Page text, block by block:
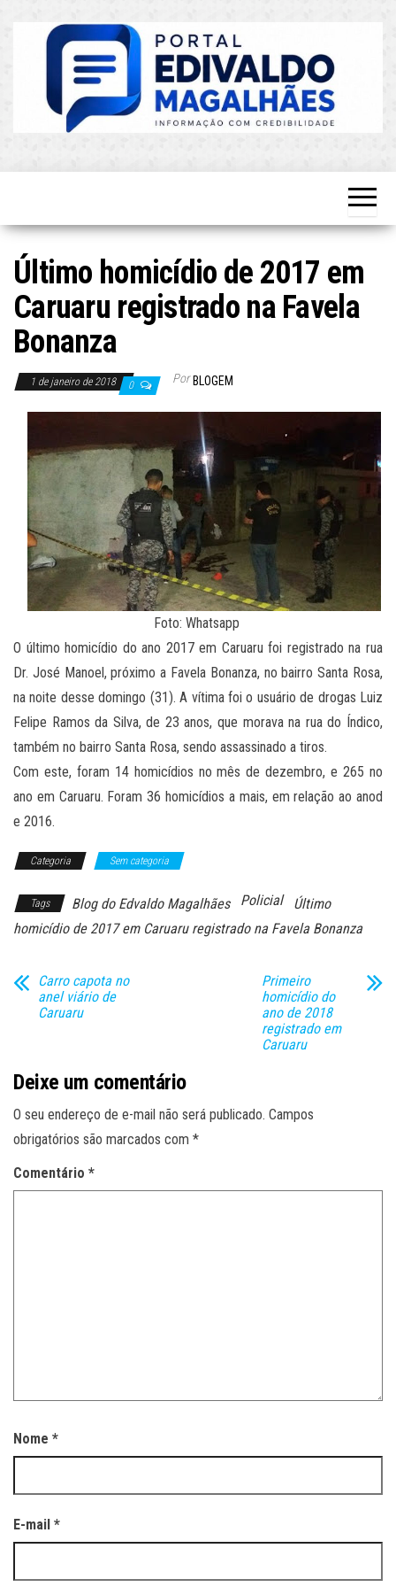
Atualizado!
Último homicídio de 2017 em
Caruaru registrado na Favela
Bonanza
1 de janeiro de 2018 0 Por BLOGEM
Foto: Whatsapp
O último homicídio do ano 2017 em Caruaru foi registrado na rua
Dr. José Manoel, próximo a Favela Bonanza, no bairro Santa Rosa,
na noite desse domingo (31). A vítima foi o usuário de drogas Luiz
Felipe Ramos da Silva, de 23 anos, que morava na rua do Índico,
também no bairro Santa Rosa, sendo assassinado a tiros.
Com este, foram 14 homicídios no mês de dezembro, e 265 no
ano em Caruaru. Foram 36 homicídios a mais, em relação ao anod
e 2016.
Categoria Sem categoria
Tags Blog do Edvaldo Magalhães Policial
Último
homicídio de 2017 em Caruaru registrado na Favela Bonanza
Carro capota no
anel viário de
Caruaru
Primeiro
homicídio do
ano de 2018
registrado em
Caruaru
Deixe um comentário
O seu endereço de e-mail não será publicado. Campos
obrigatórios são marcados com *
Comentário *
Nome *
E-mail *